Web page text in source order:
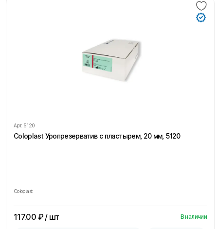
Арт. 5120
Coloplast Уропрезерватив с пластырем, 20 мм, 5120
Coloplast
117.00 ₽ / шт В наличии